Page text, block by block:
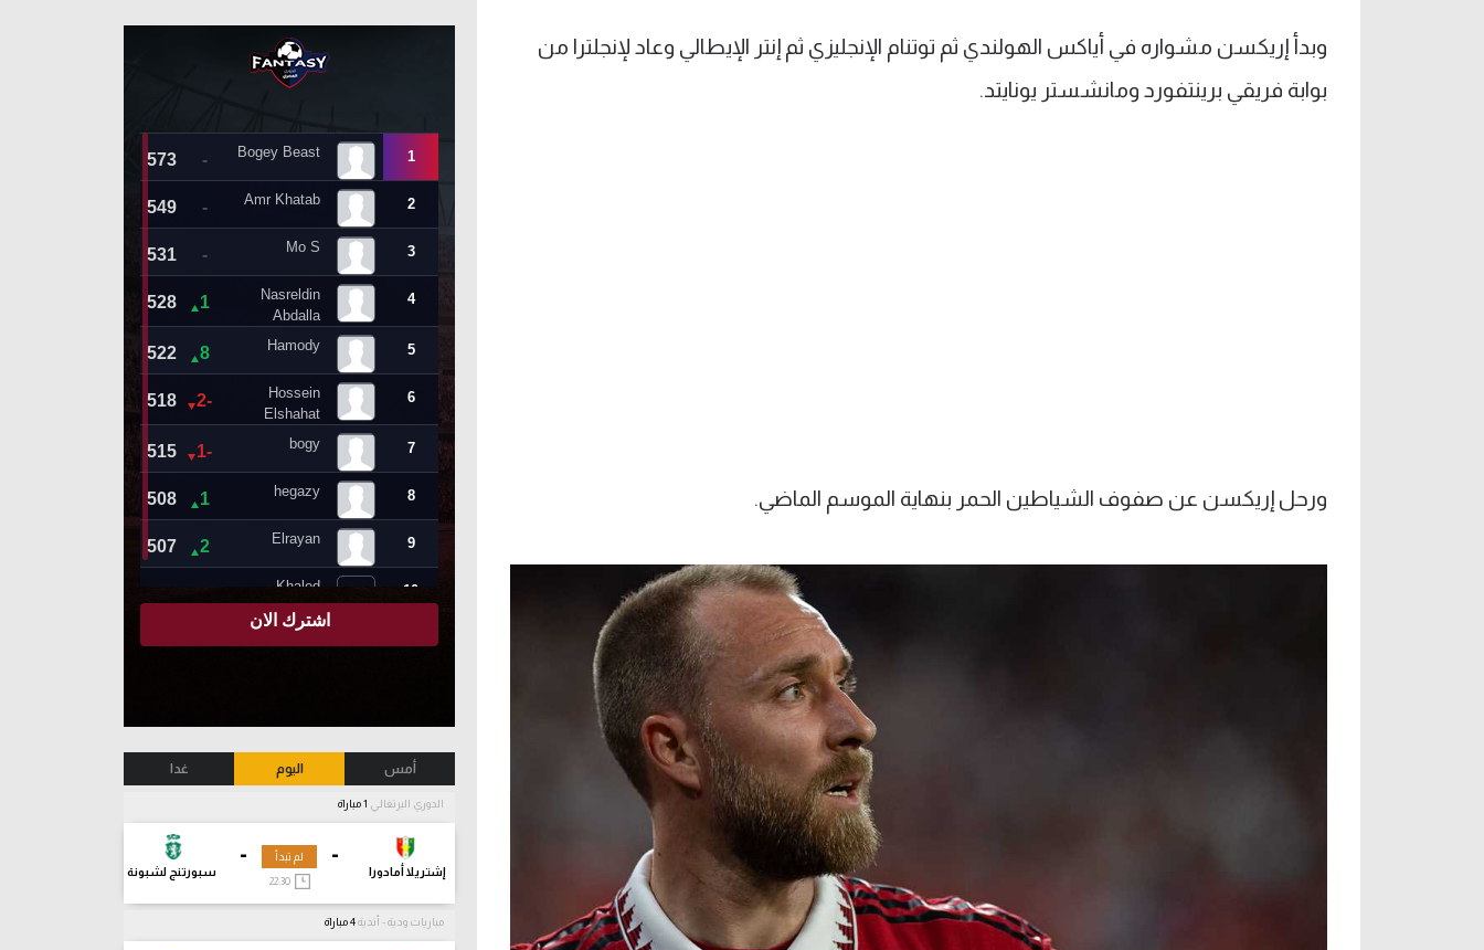
وبدأ إريكسن مشواره في أياكس الهولندي ثم توتنام الإنجليزي ثم إنتر الإيطالي وعاد لإنجلترا من
بوابة فريقي برينتفورد ومانشستر يونايتد.
ورحل إريكسن عن صفوف الشياطين الحمر بنهاية الموسم الماضي.
أمس اليوم غدا
الدوري البرتغالي
-
إشتريلا أمادورا
-
سبورتنج لشبونة
لم تبدأ
22:30
مباريات ودية - أندية